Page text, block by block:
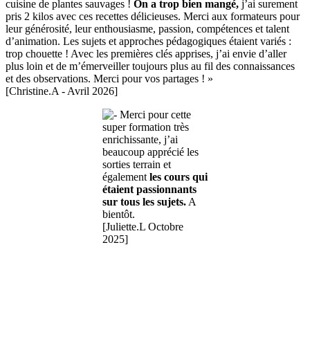
cuisine de plantes sauvages ! On a trop bien mangé, j’ai surement
pris 2 kilos avec ces recettes délicieuses. Merci aux formateurs pour
leur générosité, leur enthousiasme, passion, compétences et talent
d’animation. Les sujets et approches pédagogiques étaient variés :
trop chouette ! Avec les premières clés apprises, j’ai envie d’aller
plus loin et de m’émerveiller toujours plus au fil des connaissances
et des observations. Merci pour vos partages ! »
[Christine.A - Avril 2026]
Merci pour cette
super formation très
enrichissante, j’ai
beaucoup apprécié les
sorties terrain et
également les cours qui
étaient passionnants
sur tous les sujets.A
bientôt.
[Juliette.L Octobre
2025]